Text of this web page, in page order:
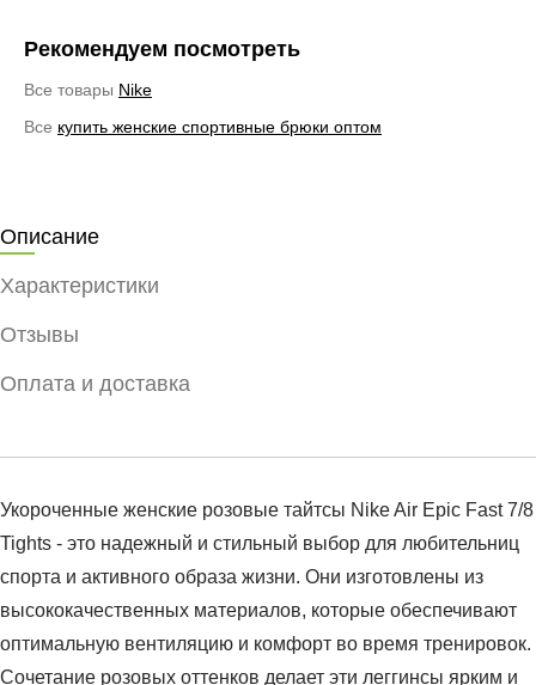
Рекомендуем посмотреть
Все товары Nike
Все купить женские спортивные брюки оптом
Описание
Характеристики
Отзывы
Оплата и доставка
Укороченные женские розовые тайтсы Nike Air Epic Fast 7/8
Tights - это надежный и стильный выбор для любительниц
спорта и активного образа жизни. Они изготовлены из
высококачественных материалов, которые обеспечивают
оптимальную вентиляцию и комфорт во время тренировок.
Сочетание розовых оттенков делает эти леггинсы ярким и